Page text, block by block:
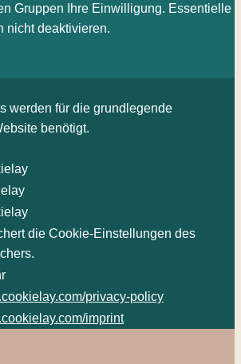
Gruppen Ihre Einwilligung. Essentielle
nicht deaktivieren.
werden für die grundlegende
benötigt.
die Cookie-Einstellungen des
privacy-policy
imprint